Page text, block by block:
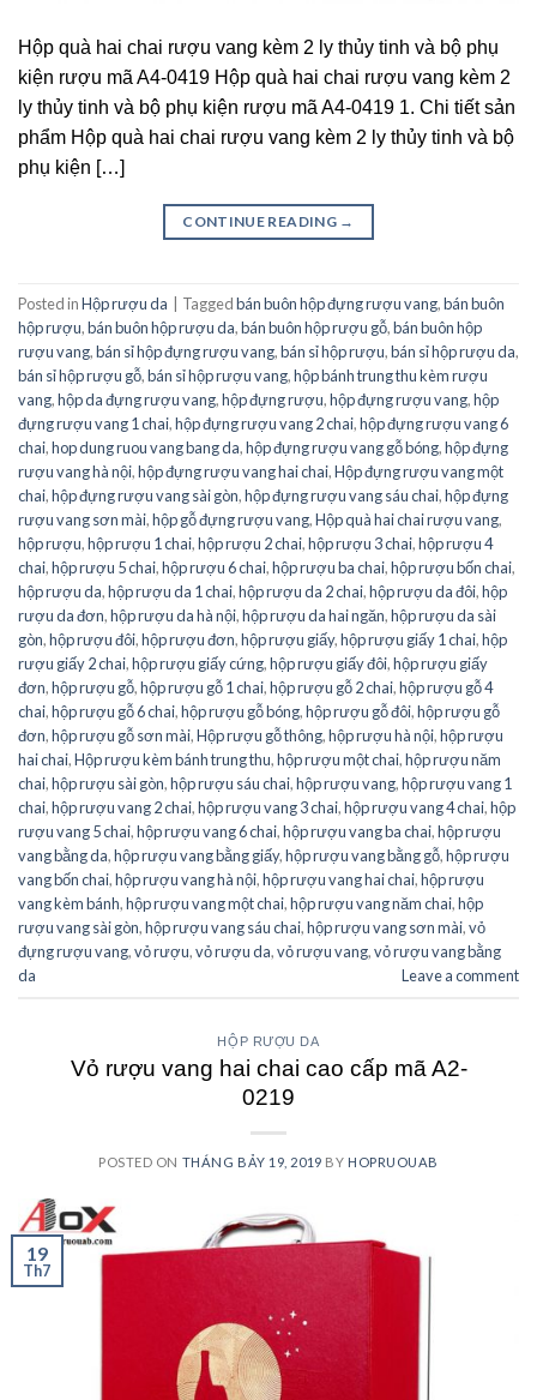
Hộp quà hai chai rượu vang kèm 2 ly thủy tinh và bộ phụ
kiện rượu mã A4-0419 Hộp quà hai chai rượu vang kèm 2
ly thủy tinh và bộ phụ kiện rượu mã A4-0419 1. Chi tiết sản
phẩm Hộp quà hai chai rượu vang kèm 2 ly thủy tinh và bộ
phụ kiện […]
CONTINUE READING →
Posted inHộp rượu da Taggedbán buôn hộp đựng rượu vang,bán buôn
hộp rượu,bán buôn hộp rượu da,bán buôn hộp rượu gỗ,bán buôn hộp
rượu vang,bán sỉ hộp đựng rượu vang,bán sỉ hộp rượu,bán sỉ hộp rượu da,
bán sỉ hộp rượu gỗ,bán sỉ hộp rượu vang,hộp bánh trung thu kèm rượu
vang,hộp da đựng rượu vang,hộp đựng rượu,hộp đựng rượu vang,hộp
đựng rượu vang 1 chai,hộp đựng rượu vang 2 chai,hộp đựng rượu vang 6
chai,hop dung ruou vang bang da,hộp đựng rượu vang gỗ bóng,hộp đựng
rượu vang hà nội,hộp đựng rượu vang hai chai,Hộp đựng rượu vang một
chai,hộp đựng rượu vang sài gòn,hộp đựng rượu vang sáu chai,hộp đựng
rượu vang sơn mài,hộp gỗ đựng rượu vang,Hộp quà hai chai rượu vang,
hộp rượu,hộp rượu 1 chai,hộp rượu 2 chai,hộp rượu 3 chai,hộp rượu 4
chai,hộp rượu 5 chai,hộp rượu 6 chai,hộp rượu ba chai,hộp rượu bốn chai,
hộp rượu da,hộp rượu da 1 chai,hộp rượu da 2 chai,hộp rượu da đôi,hộp
rượu da đơn,hộp rượu da hà nội,hộp rượu da hai ngăn,hộp rượu da sài
gòn,hộp rượu đôi,hộp rượu đơn,hộp rượu giấy,hộp rượu giấy 1 chai,hộp
rượu giấy 2 chai,hộp rượu giấy cứng,hộp rượu giấy đôi,hộp rượu giấy
đơn,hộp rượu gỗ,hộp rượu gỗ 1 chai,hộp rượu gỗ 2 chai,hộp rượu gỗ 4
chai,hộp rượu gỗ 6 chai,hộp rượu gỗ bóng,hộp rượu gỗ đôi,hộp rượu gỗ
đơn,hộp rượu gỗ sơn mài,Hộp rượu gỗ thông,hộp rượu hà nội,hộp rượu
hai chai,Hộp rượu kèm bánh trung thu,hộp rượu một chai,hộp rượu năm
chai,hộp rượu sài gòn,hộp rượu sáu chai,hộp rượu vang,hộp rượu vang 1
chai,hộp rượu vang 2 chai,hộp rượu vang 3 chai,hộp rượu vang 4 chai,hộp
rượu vang 5 chai,hộp rượu vang 6 chai,hộp rượu vang ba chai,hộp rượu
vang bằng da,hộp rượu vang bằng giấy,hộp rượu vang bằng gỗ,hộp rượu
vang bốn chai,hộp rượu vang hà nội,hộp rượu vang hai chai,hộp rượu
vang kèm bánh,hộp rượu vang một chai,hộp rượu vang năm chai,hộp
rượu vang sài gòn,hộp rượu vang sáu chai,hộp rượu vang sơn mài,vỏ
đựng rượu vang,vỏ rượu,vỏ rượu da,vỏ rượu vang,vỏ rượu vang bằng
da
Leave a comment
HỘP RƯỢU DA
Vỏ rượu vang hai chai cao cấp mã A2-
0219
POSTED ON THÁNG BẢY 19, 2019 BY HOPRUOUAB
19
Th7